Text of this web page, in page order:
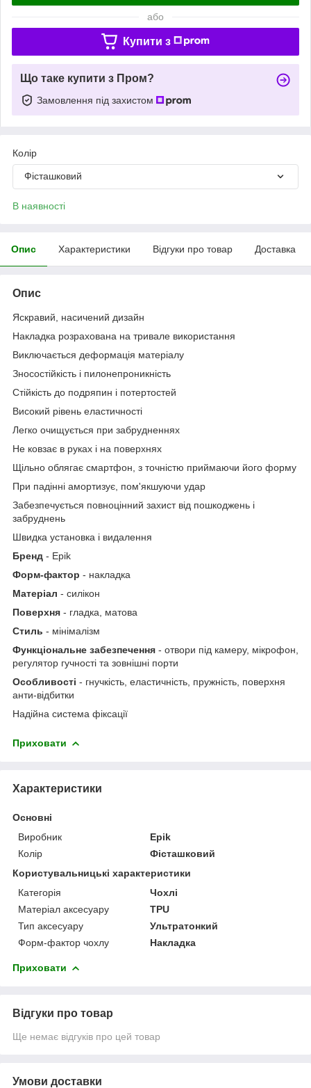
або
Купити з
Що таке купити з Пром?
Замовлення під захистом
Колір
Фісташковий
В наявності
Опис Характеристики Відгуки про товар Доставка
Опис
Яскравий, насичений дизайн
Накладка розрахована на тривале використання
Виключається деформацiя матерiалу
Зносостійкість і пилонепроникність
Стійкість до подряпин і потертостей
Високий рівень еластичності
Легко очищується при забрудненнях
Не ковзає в руках і на поверхнях
Щільно облягає смартфон, з точністю приймаючи його форму
При падінні амортизує, пом'якшуючи удар
Забезпечується повноцінний захист від пошкоджень і
забруднень
Швидка установка і видалення
Бренд - Epik
Форм-фактор - накладка
Матеріал - силікон
Поверхня - гладка, матова
Стиль - мінімалізм
Функціональне забезпечення - отвори під камеру, мікрофон,
регулятор гучності та зовнішні порти
Особливості - гнучкість, еластичність, пружність, поверхня
анти-відбитки
Надійна система фіксації
Приховати
Характеристики
Основні
Виробник
Epik
Колір
Фісташковий
Користувальницькі характеристики
Категорія
Чохлі
Матеріал аксесуару
TPU
Тип аксесуару
Ультратонкий
Форм-фактор чохлу
Накладка
Приховати
Відгуки про товар
Ще немає відгуків про цей товар
Умови доставки